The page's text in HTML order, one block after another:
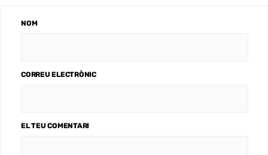
NOM
CORREU ELECTRÒNIC
EL TEU COMENTARI